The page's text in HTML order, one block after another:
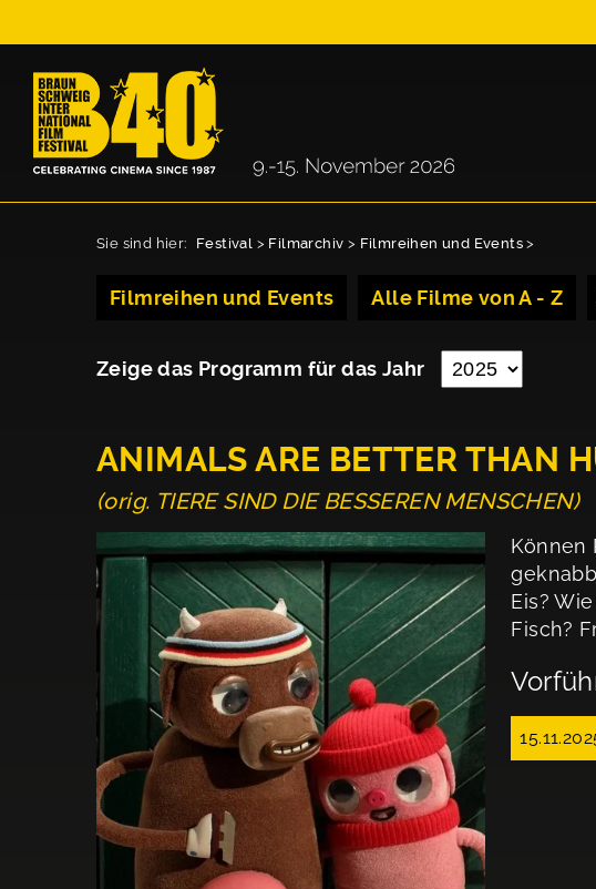
Sie sind hier: Festival > Filmarchiv > Filmreihen und Events >
Filmreihen und Events Alle Filme von A - Z
Zeige das Programm für das Jahr
ANIMALS ARE BETTER THAN
(orig. TIERE SIND DIE BESSEREN MENSCHEN)
Können
Eis?
Fisch?